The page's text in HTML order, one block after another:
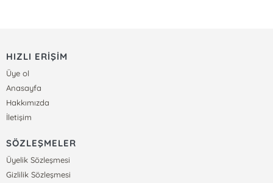
HIZLI ERİŞİM
Üye ol
Anasayfa
Hakkımızda
İletişim
SÖZLEŞMELER
Üyelik Sözleşmesi
Gizlilik Sözleşmesi